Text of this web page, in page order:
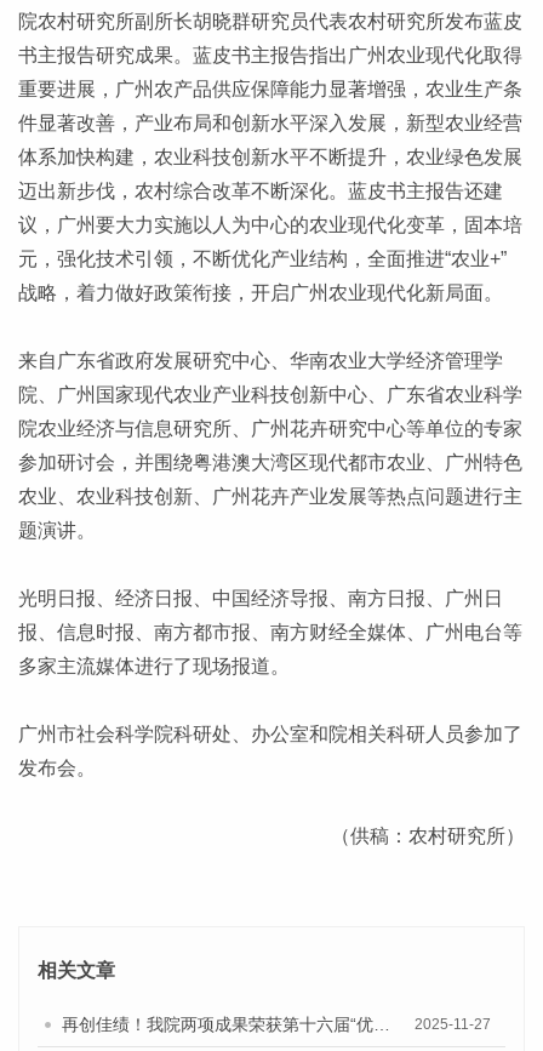
院农村研究所副所长胡晓群研究员代表农村研究所发布蓝皮
书主报告研究成果。蓝皮书主报告指出广州农业现代化取得
重要进展，广州农产品供应保障能力显著增强，农业生产条
件显著改善，产业布局和创新水平深入发展，新型农业经营
体系加快构建，农业科技创新水平不断提升，农业绿色发展
迈出新步伐，农村综合改革不断深化。蓝皮书主报告还建
议，广州要大力实施以人为中心的农业现代化变革，固本培
元，强化技术引领，不断优化产业结构，全面推进“农业+”
战略，着力做好政策衔接，开启广州农业现代化新局面。
来自广东省政府发展研究中心、华南农业大学经济管理学
院、广州国家现代农业产业科技创新中心、广东省农业科学
院农业经济与信息研究所、广州花卉研究中心等单位的专家
参加研讨会，并围绕粤港澳大湾区现代都市农业、广州特色
农业、农业科技创新、广州花卉产业发展等热点问题进行主
题演讲。
光明日报、经济日报、中国经济导报、南方日报、广州日
报、信息时报、南方都市报、南方财经全媒体、广州电台等
多家主流媒体进行了现场报道。
广州市社会科学院科研处、办公室和院相关科研人员参加了
发布会。
（供稿：农村研究所）
相关文章
2025-11-27